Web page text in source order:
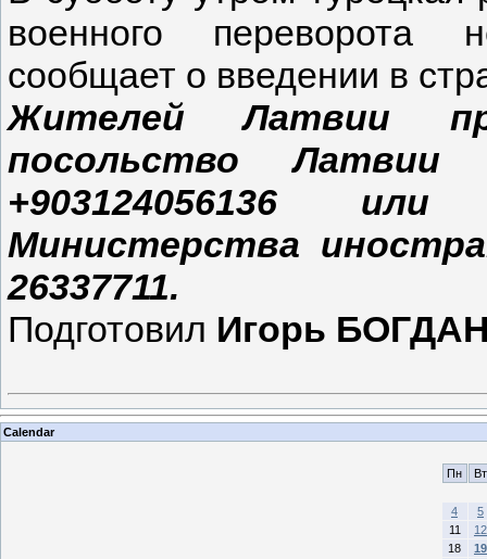
военного переворота
сообщает о введении в
Жителей Латвии
посольство
+903124056136
Министерства
26337711.
Подготовил Игорь
Calendar
Пн Вт
4
5
11
12
18
19